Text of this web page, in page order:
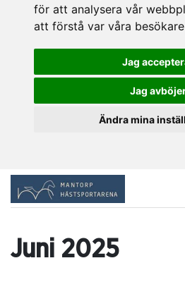
för att analysera vår
att förstå var våra
Jag
Jag
Ändra mina
Juni 2025